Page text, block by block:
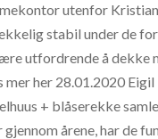
utenfor
stabil under de
utfordrende å dekke
her 28.01.2020
+ blåserekke
årene, har de